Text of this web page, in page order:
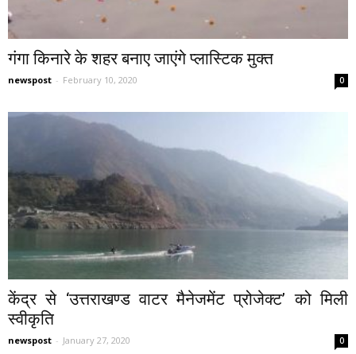
गंगा किनारे के शहर बनाए जाएंगे प्लास्टिक मुक्त
newspost - February 10, 2020 0
केंद्र से ‘उत्तराखण्ड वाटर मैनेजमेंट प्रोजेक्ट’ को मिली
स्वीकृति
newspost - January 27, 2020 0